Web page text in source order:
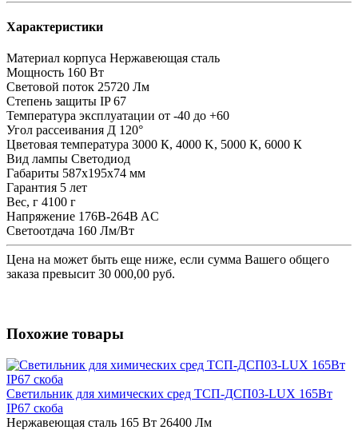
Характеристики
Материал корпуса Нержавеющая сталь
Мощность 160 Вт
Световой поток 25720 Лм
Степень защиты IP 67
Температура эксплуатации от -40 до +60
Угол рассеивания Д 120°
Цветовая температура 3000 К, 4000 K, 5000 К, 6000 К
Вид лампы Светодиод
Габариты 587х195х74 мм
Гарантия 5 лет
Вес, г 4100 г
Напряжение 176B-264B AC
Светоотдача 160 Лм/Вт
Цена на может быть еще ниже, если сумма Вашего общего
заказа превысит 30 000,00 руб.
Похожие товары
Светильник для химических сред ТСП-ДСП03-LUX 165Вт
IP67 скоба
Нержавеющая сталь 165 Вт 26400 Лм